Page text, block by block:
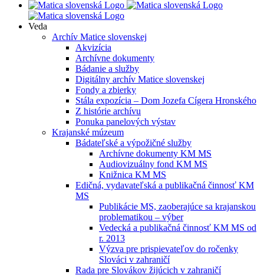
Veda
Archív Matice slovenskej
Akvizícia
Archívne dokumenty
Bádanie a služby
Digitálny archív Matice slovenskej
Fondy a zbierky
Stála expozícia – Dom Jozefa Cígera Hronského
Z histórie archívu
Ponuka panelových výstav
Krajanské múzeum
Bádateľské a výpožičné služby
Archívne dokumenty KM MS
Audiovizuálny fond KM MS
Knižnica KM MS
Edičná, vydavateľská a publikačná činnosť KM
MS
Publikácie MS, zaoberajúce sa krajanskou
problematikou – výber
Vedecká a publikačná činnosť KM MS od
r. 2013
Výzva pre prispievateľov do ročenky
Slováci v zahraničí
Rada pre Slovákov žijúcich v zahraničí